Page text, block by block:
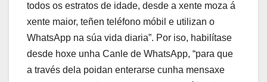
todos os estratos de idade, desde a xente moza á
xente maior, teñen teléfono móbil e utilizan o
WhatsApp na súa vida diaria”. Por iso, habilítase
desde hoxe unha Canle de WhatsApp, “para que
a través dela poidan enterarse cunha mensaxe